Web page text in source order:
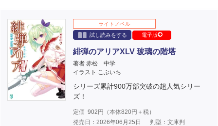
ライトノベル
試し読みをする
電子版
緋弾のアリアXLV 玻璃の階塔
著者 赤松 中学
イラスト こぶいち
シリーズ累計900万部突破の超人気シリー
ズ！
定価 902 円（本体820円＋税）
発売日：2026年06月25日
判型：文庫判